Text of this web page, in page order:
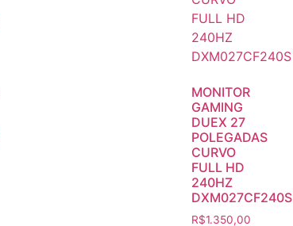
MONITOR
GAMING
DUEX 27
POLEGADAS
CURVO
FULL HD
240HZ
DXM027CF240S
R$1.350,00